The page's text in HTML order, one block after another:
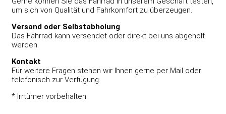
um sich von Qualität und Fahrkomfort zu überzeugen.
Versand oder Selbstabholung
Das Fahrrad kann versendet oder direkt bei uns abgeholt
werden.
Kontakt
Für weitere Fragen stehen wir Ihnen gerne per Mail oder
telefonisch zur Verfügung.
* Irrtümer vorbehalten